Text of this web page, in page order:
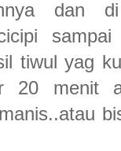
dan
tiwul yag
20 menit